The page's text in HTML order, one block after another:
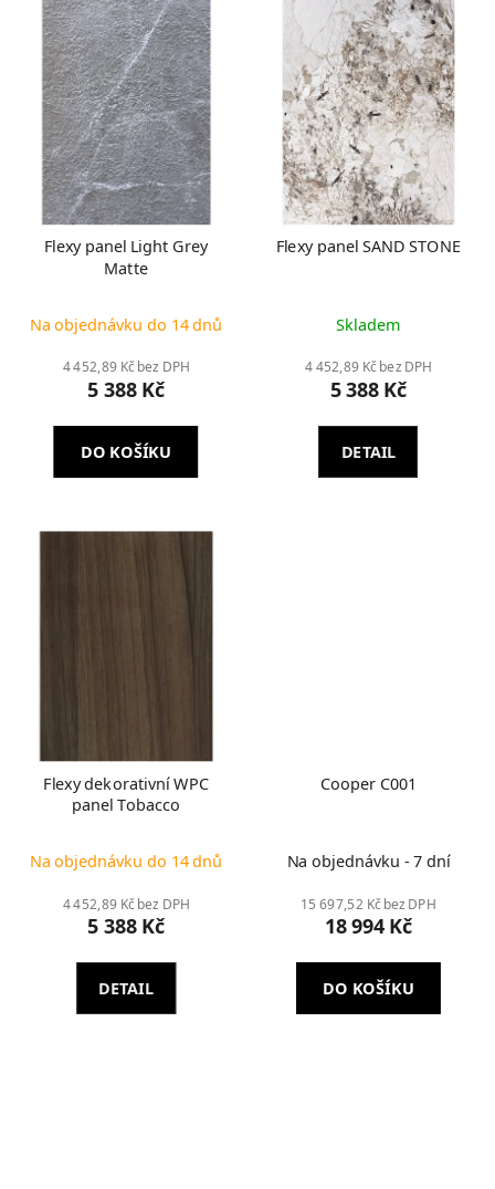
Flexy panel Light Grey
Matte
Na objednávku do 14 dnů
4 452,89 Kč bez DPH
5 388 Kč
DO KOŠÍKU
Flexy panel SAND STONE
Skladem
4 452,89 Kč bez DPH
5 388 Kč
DETAIL
Flexy dekorativní WPC
panel Tobacco
Na objednávku do 14 dnů
4 452,89 Kč bez DPH
5 388 Kč
DETAIL
Cooper C001
Na objednávku - 7 dní
15 697,52 Kč bez DPH
18 994 Kč
DO KOŠÍKU